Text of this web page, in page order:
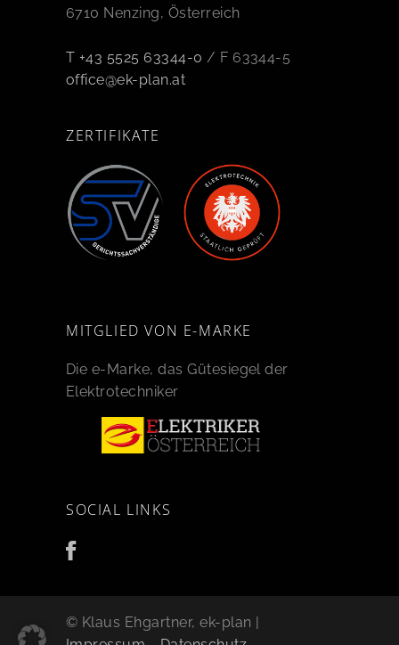
6710 Nenzing, Österreich
T +43 5525 63344-0 / F 63344-5
office@ek-plan.at
ZERTIFIKATE
MITGLIED VON E-MARKE
Die e-Marke, das Gütesiegel der
Elektrotechniker
SOCIAL LINKS
© Klaus Ehgartner, ek-plan |